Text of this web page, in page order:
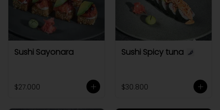
Sushi Sayonara
$27.000
Sushi Spicy tuna
$30.800